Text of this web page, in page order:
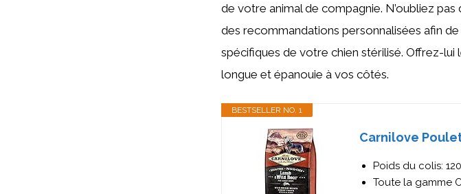
de votre animal de compagnie. N’oubliez
des recommandations personnalisées afin
spécifiques de votre chien stérilisé. Offrez-lui
longue et épanouie à vos côtés.
BESTSELLER NO. 1
Carnilove
Poids du colis:
Toute la gamme